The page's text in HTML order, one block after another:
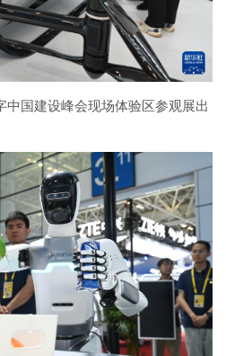
中国建设峰会现场体验区参观展出